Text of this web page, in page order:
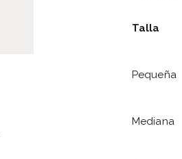
Talla
Pequeña
Mediana